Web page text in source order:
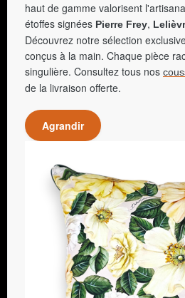
haut de gamme valorisent
étoffes signées Pierre Frey,
Découvrez notre sélection
conçus à la main. Chaque pièce
singulière. Consultez tous nos
de la livraison offerte.
Agrandir